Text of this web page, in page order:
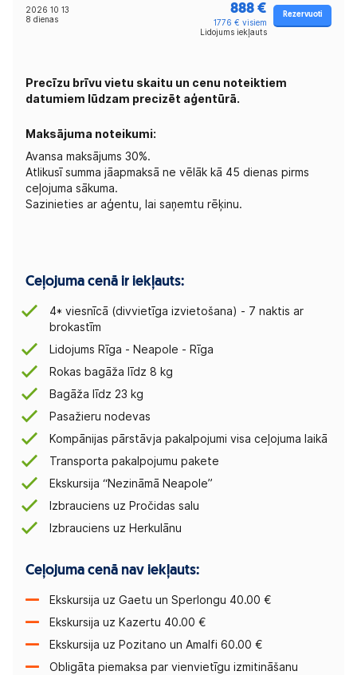
2026 10 13
8 dienas
888 €
1776 € visiem
Lidojums iekļauts
Rezervuoti
Precīzu brīvu vietu skaitu un cenu noteiktiem
datumiem lūdzam precizēt aģentūrā.
Maksājuma noteikumi:
Avansa maksājums 30%.
Atlikusī summa jāapmaksā ne vēlāk kā 45 dienas pirms
ceļojuma sākuma.
Sazinieties ar aģentu, lai saņemtu rēķinu.
Ceļojuma cenā ir iekļauts:
4* viesnīcā (divvietīga izvietošana) - 7 naktis ar
brokastīm
Lidojums Rīga - Neapole - Rīga
Rokas bagāža līdz 8 kg
Bagāža līdz 23 kg
Pasažieru nodevas
Kompānijas pārstāvja pakalpojumi visa ceļojuma laikā
Transporta pakalpojumu pakete
Ekskursija “Nezināmā Neapole”
Izbrauciens uz Pročidas salu
Izbrauciens uz Herkulānu
Ceļojuma cenā nav iekļauts:
Ekskursija uz Gaetu un Sperlongu 40.00 €
Ekskursija uz Kazertu 40.00 €
Ekskursija uz Pozitano un Amalfi 60.00 €
Obligāta piemaksa par vienvietīgu izmitināšanu